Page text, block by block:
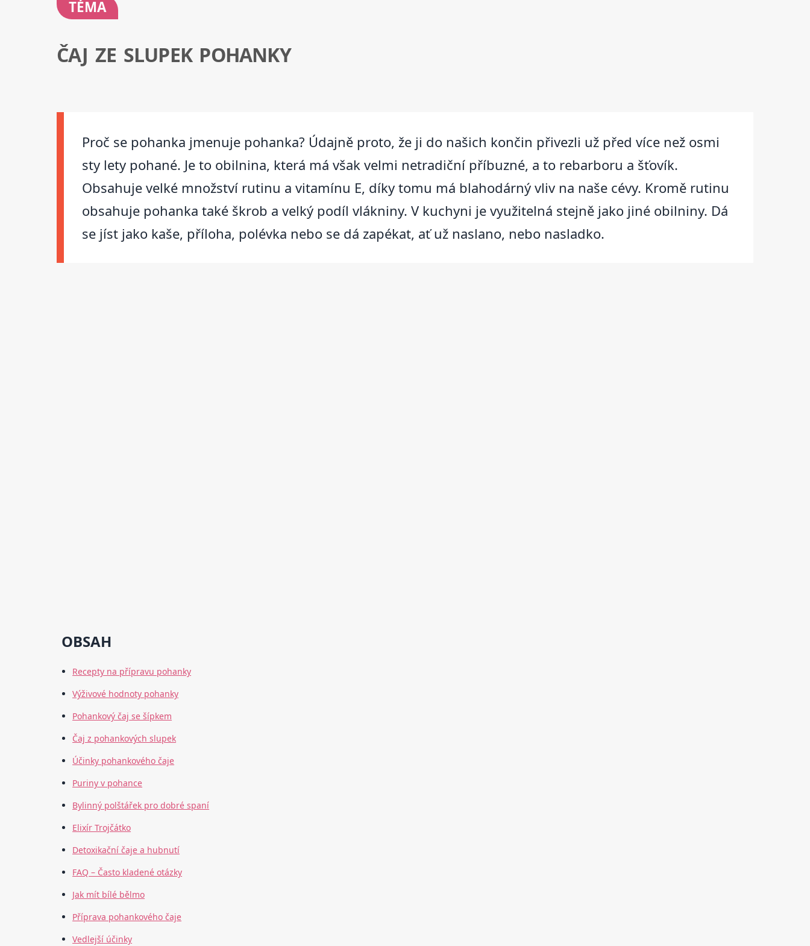
TÉMA
ČAJ ZE SLUPEK POHANKY
Proč se pohanka jmenuje pohanka? Údajně proto, že ji do našich končin přivezli už před více než osmi
sty lety pohané. Je to obilnina, která má však velmi netradiční příbuzné, a to rebarboru a šťovík.
Obsahuje velké množství rutinu a vitamínu E, díky tomu má blahodárný vliv na naše cévy. Kromě rutinu
obsahuje pohanka také škrob a velký podíl vlákniny. V kuchyni je využitelná stejně jako jiné obilniny. Dá
se jíst jako kaše, příloha, polévka nebo se dá zapékat, ať už naslano, nebo nasladko.
OBSAH
Recepty na přípravu pohanky
Výživové hodnoty pohanky
Pohankový čaj se šípkem
Čaj z pohankových slupek
Účinky pohankového čaje
Puriny v pohance
Bylinný polštářek pro dobré spaní
Elixír Trojčátko
Detoxikační čaje a hubnutí
FAQ – Často kladené otázky
Jak mít bílé bělmo
Příprava pohankového čaje
Vedlejší účinky